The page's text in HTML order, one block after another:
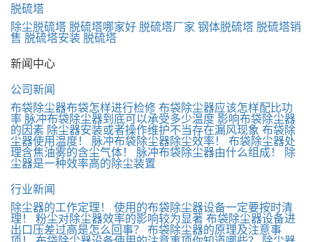
脱硫塔
除尘脱硫塔 脱硫塔哪家好 脱硫塔厂家 钢体脱硫塔 脱硫塔销
售 脱硫塔安装 脱硫塔
新闻中心
公司新闻
布袋除尘器布袋怎样进行检修 布袋除尘器应该怎样配比功
率 脉冲布袋除尘器到底可以承受多少温度 影响布袋除尘器
的因素 除尘器安装或者操作维护不当存在漏风现象 布袋除
尘器使用温度！
脉冲布袋除尘器除尘效率！
布袋除尘器处
理含焦油雾的含尘气体！
脉冲布袋除尘器由什么组成！
除
尘器是一种效率高的除尘装置
行业新闻
除尘器的工作定理！
使用的布袋除尘器设备一定要按时清
理！
粉尘对除尘器效率的影响较为显著 布袋除尘器设备进
出口压差过高是怎么回事？
布袋除尘器的原理及注意事